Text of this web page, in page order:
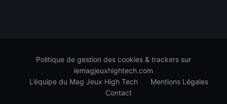
Politique de gestion des cookies & trackers sur
lemagjeuxhightech.com
L’équipe du Mag Jeux High Tech
Mentions Légales
Contact